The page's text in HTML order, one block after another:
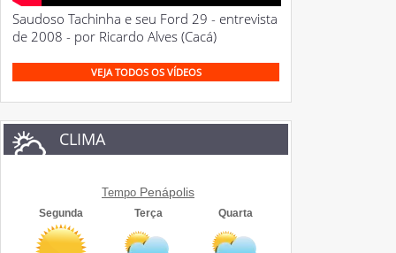
Saudoso Tachinha e seu Ford 29 - entrevista
de 2008 - por Ricardo Alves (Cacá)
VEJA TODOS OS VÍDEOS
CLIMA
Tempo Penápolis